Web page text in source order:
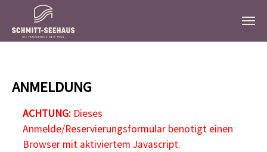
ANMELDUNG
ACHTUNG:Dieses
Anmelde/Reservierungsformular benötigt einen
Browser mit aktiviertem Javascript.